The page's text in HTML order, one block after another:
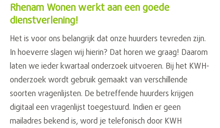
Rhenam Wonen werkt aan een goede
dienstverlening!
Het is voor ons belangrijk dat onze huurders tevreden zijn.
In hoeverre slagen wij hierin? Dat horen we graag! Daarom
laten we ieder kwartaal onderzoek uitvoeren. Bij het KWH-
onderzoek wordt gebruik gemaakt van verschillende
soorten vragenlijsten. De betreffende huurders krijgen
digitaal een vragenlijst toegestuurd. Indien er geen
mailadres bekend is, word je telefonisch door KWH